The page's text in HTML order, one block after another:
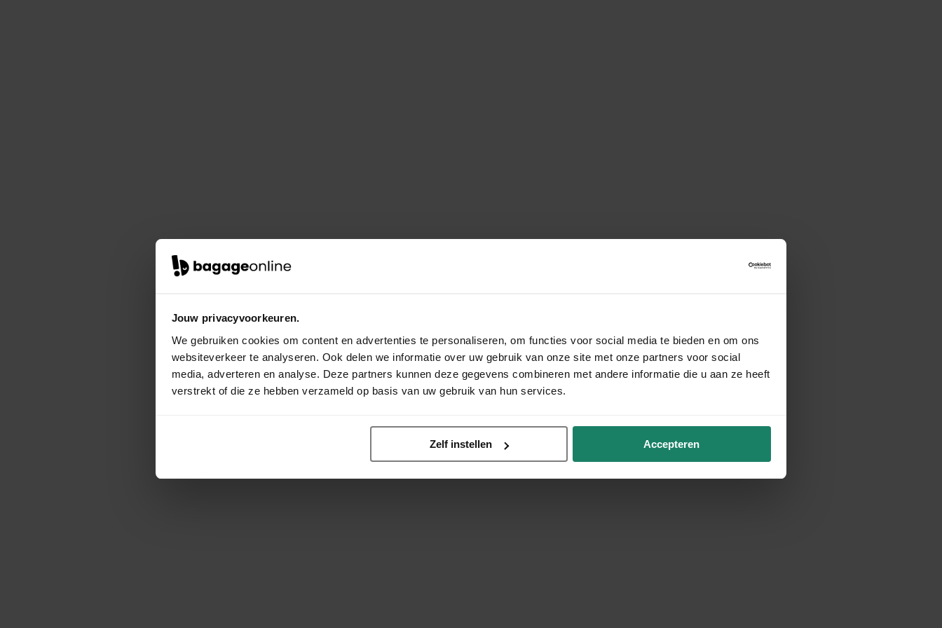
Jouw privacyvoorkeuren.
We gebruiken cookies om content en advertenties te personaliseren, om functies voor social media te bieden en om ons
websiteverkeer te analyseren. Ook delen we informatie over uw gebruik van onze site met onze partners voor social
media, adverteren en analyse. Deze partners kunnen deze gegevens combineren met andere informatie die u aan ze heeft
verstrekt of die ze hebben verzameld op basis van uw gebruik van hun services.
Zelf instellen Accepteren